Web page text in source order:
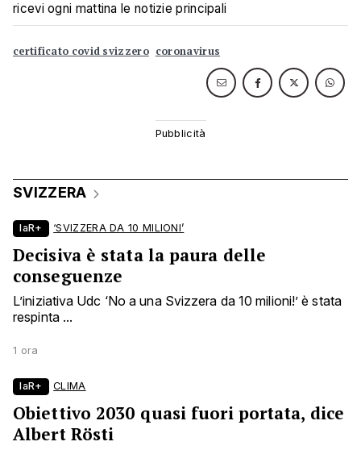
ricevi ogni mattina le notizie principali
certificato covid svizzero coronavirus
SVIZZERA
laR+ ‘SVIZZERA DA 10 MILIONI’
Decisiva è stata la paura delle
conseguenze
L’iniziativa Udc ‘No a una Svizzera da 10 milioni!’ è stata
respinta ...
1 ora
laR+ CLIMA
Obiettivo 2030 quasi fuori portata, dice
Albert Rösti